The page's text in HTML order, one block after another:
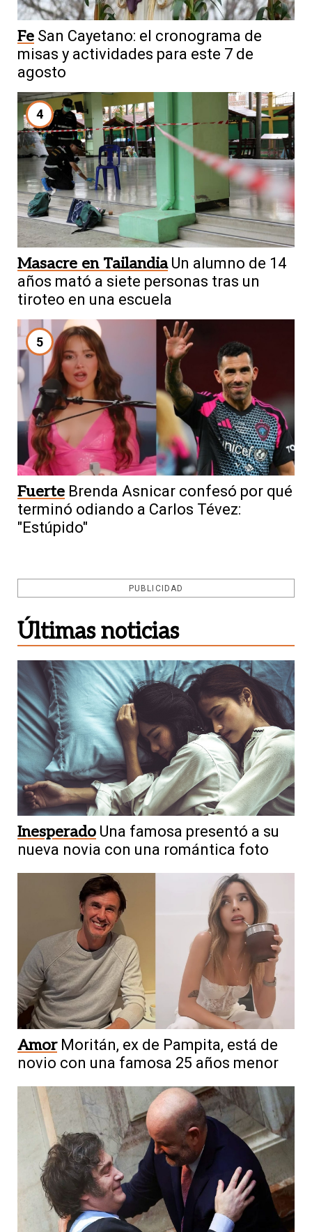
Fe San Cayetano: el cronograma de
misas y actividades para este 7 de
agosto
4
Masacre en Tailandia Un alumno de 14
años mató a siete personas tras un
tiroteo en una escuela
5
Fuerte Brenda Asnicar confesó por qué
terminó odiando a Carlos Tévez:
"Estúpido"
PUBLICIDAD
Últimas noticias
Inesperado Una famosa presentó a su
nueva novia con una romántica foto
Amor Moritán, ex de Pampita, está de
novio con una famosa 25 años menor